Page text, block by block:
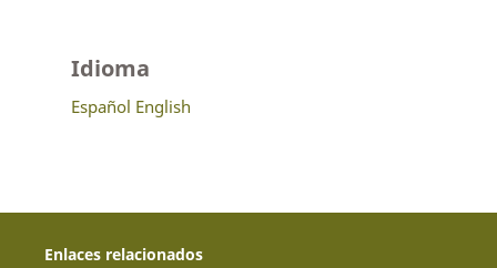
Idioma
Español English
Enlaces relacionados